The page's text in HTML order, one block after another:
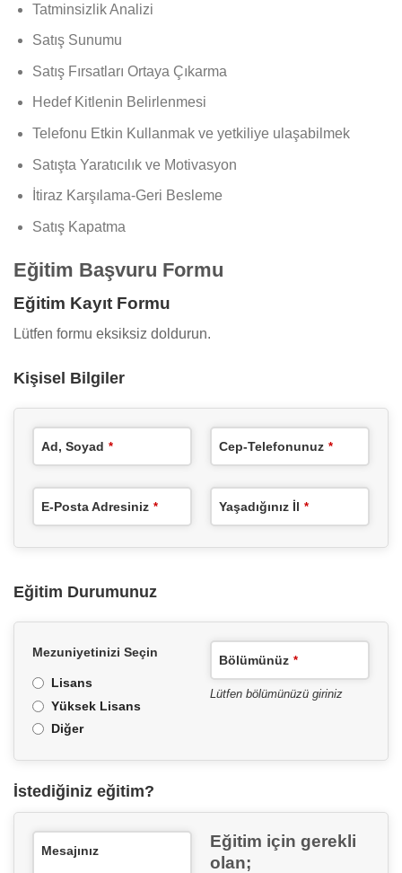
Tatminsizlik Analizi
Satış Sunumu
Satış Fırsatları Ortaya Çıkarma
Hedef Kitlenin Belirlenmesi
Telefonu Etkin Kullanmak ve yetkiliye ulaşabilmek
Satışta Yaratıcılık ve Motivasyon
İtiraz Karşılama-Geri Besleme
Satış Kapatma
Eğitim Başvuru Formu
Eğitim Kayıt Formu
Lütfen formu eksiksiz doldurun.
Kişisel Bilgiler
Ad, Soyad *
E-Posta Adresiniz *
Cep-Telefonunuz *
Yaşadığınız İl *
Eğitim Durumunuz
Mezuniyetinizi Seçin
Lisans
Yüksek Lisans
Diğer
Bölümünüz *
Lütfen bölümünüzü giriniz
İstediğiniz eğitim?
Mesajınız
Eğitim için gerekli
olan;